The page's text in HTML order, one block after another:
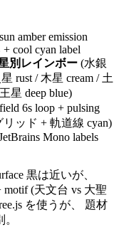
amber emission
+ cool cyan label
別レインボー (水銀
rust / 木星 cream / 土
星 deep blue)
6s loop + pulsing
ッド + 軌道線 cyan)
Mono labels
黒は近いが、
motif (天文台 vs 大聖
を使うが、 題材